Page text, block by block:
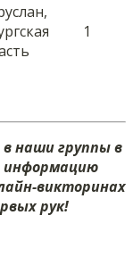
1
наши группы в
информацию
викторинах
рук!